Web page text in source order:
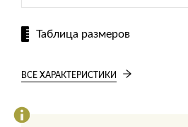
Таблица размеров
ВСЕ ХАРАКТЕРИСТИКИ